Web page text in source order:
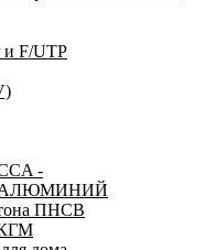
и F/UTP
-
АЛЮМИНИЙ
ПНСВ